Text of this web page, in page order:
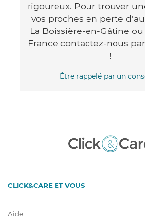
rigoureux. Pour trouver
vos proches en perte
La Boissière-en-Gâtine
France contactez-nous
!
Être rappelé par un
CLICK&CARE ET VOUS
Aide